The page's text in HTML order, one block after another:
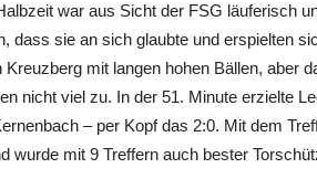
war aus Sicht der FSG läuferisch
dass sie an sich glaubte und erspielten
Kreuzberg mit langen hohen Bällen, aber
nicht viel zu. In der 51. Minute erzielte
– per Kopf das 2:0. Mit dem
wurde mit 9 Treffern auch bester